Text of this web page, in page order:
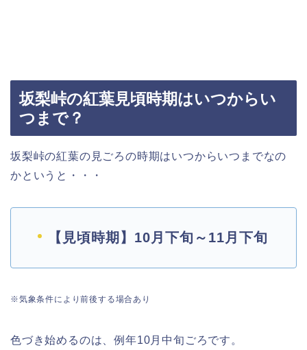
坂梨峠の紅葉見頃時期はいつからい
つまで？
坂梨峠の紅葉の見ごろの時期はいつからいつまでなの
かというと・・・
【見頃時期】10月下旬～11月下旬
※気象条件により前後する場合あり
色づき始めるのは、例年10月中旬ごろです。